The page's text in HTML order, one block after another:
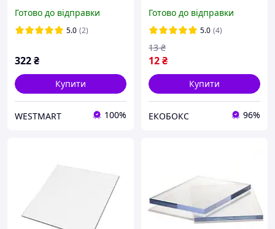
Готово до відправки
5.0 (2)
322₴
Купити
WESTMART 100%
Готово до відправки
5.0 (4)
12₴
13 ₴
Купити
ЕКОБОКС 96%